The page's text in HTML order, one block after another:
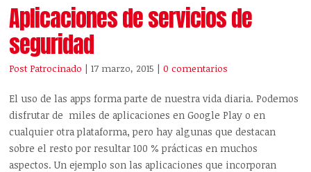
Aplicaciones de servicios de
seguridad
Post Patrocinado | 17 marzo, 2015 |0 comentarios
El uso de las apps forma parte de nuestra vida diaria. Podemos
disfrutar de miles de aplicaciones en Google Play o en
cualquier otra plataforma, pero hay algunas que destacan
sobre el resto por resultar 100 % prácticas en muchos
aspectos. Un ejemplo son las aplicaciones que incorporan